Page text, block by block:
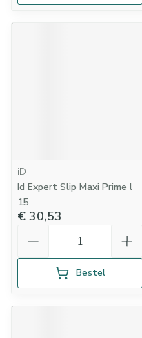
iD
Id Expert Slip Maxi Prime l
15
€ 30,53
Bestel